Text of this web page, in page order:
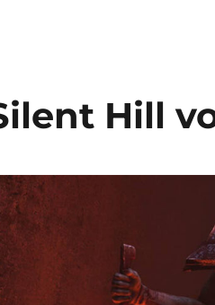
Hill